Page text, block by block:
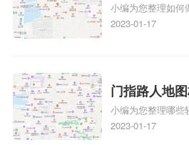
何做花小猪
记？门指路人
小编为您整理如何
标记、so搜街景中
关地图标注知识，
2023-01-17
门指路人地
图位置地址
图标注服务中
小编为您整理哪些
门指路人地图标注
2023-01-17